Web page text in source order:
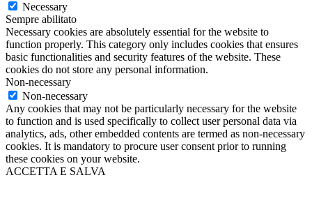
Necessary
Sempre abilitato
Necessary cookies are absolutely essential for the website to
function properly. This category only includes cookies that ensures
basic functionalities and security features of the website. These
cookies do not store any personal information.
Non-necessary
Non-necessary
Any cookies that may not be particularly necessary for the website
to function and is used specifically to collect user personal data via
analytics, ads, other embedded contents are termed as non-necessary
cookies. It is mandatory to procure user consent prior to running
these cookies on your website.
ACCETTA E SALVA